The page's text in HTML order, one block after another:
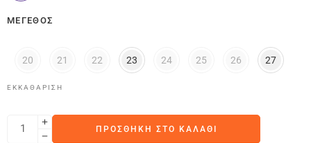
ΜΈΓΕΘΟΣ
20 21 22 23 24 25 26 27
ΕΚΚΑΘΆΡΙΣΗ
ΠΡΟΣΘΉΚΗ ΣΤΟ ΚΑΛΆΘΙ